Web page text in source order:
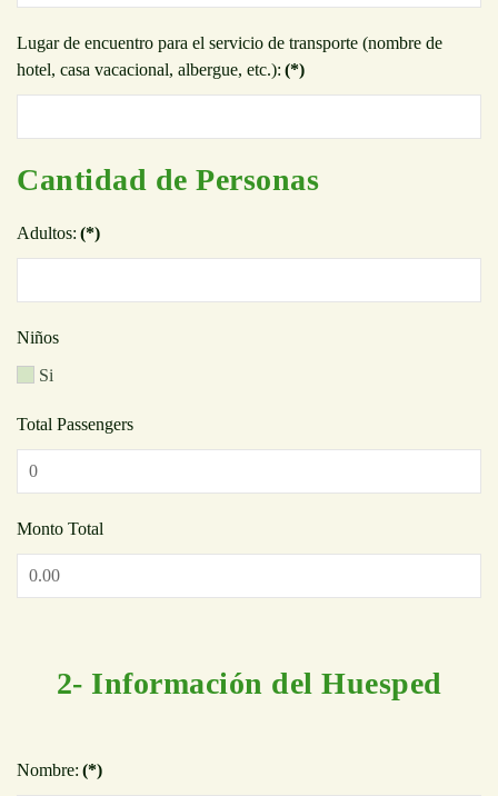
Lugar de encuentro para el servicio de transporte (nombre de
hotel, casa vacacional, albergue, etc.): (*)
Cantidad de Personas
Adultos: (*)
Niños
Si
Total Passengers
Monto Total
2- Información del Huesped
Nombre: (*)